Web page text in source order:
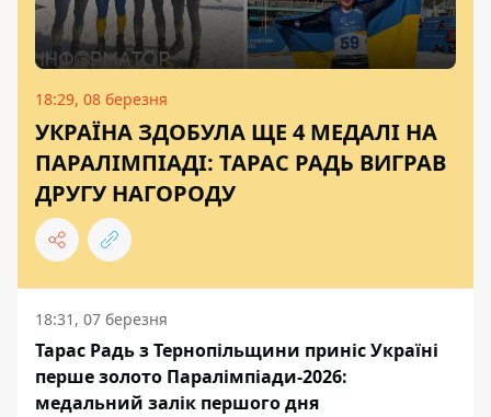
18:29, 08 березня
УКРАЇНА ЗДОБУЛА ЩЕ 4 МЕДАЛІ НА
ПАРАЛІМПІАДІ: ТАРАС РАДЬ ВИГРАВ
ДРУГУ НАГОРОДУ
18:31, 07 березня
Тарас Радь з Тернопільщини приніс Україні
перше золото Паралімпіади-2026:
медальний залік першого дня